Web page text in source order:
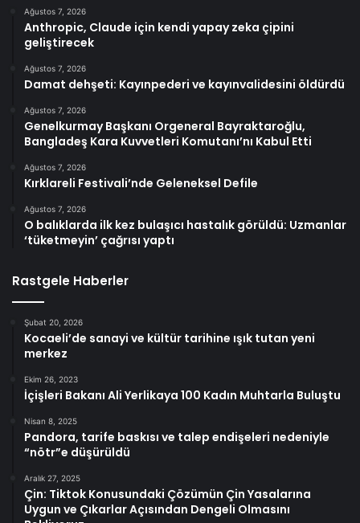
Ağustos 7, 2026
Anthropic, Claude için kendi yapay zeka çipini
geliştirecek
Ağustos 7, 2026
Damat dehşeti: Kayınpederi ve kayınvalidesini öldürdü
Ağustos 7, 2026
Genelkurmay Başkanı Orgeneral Bayraktaroğlu,
Bangladeş Kara Kuvvetleri Komutanı’nı Kabul Etti
Ağustos 7, 2026
Kırklareli Festivali’nde Geleneksel Defile
Ağustos 7, 2026
O balıklarda ilk kez bulaşıcı hastalık görüldü: Uzmanlar
‘tüketmeyin’ çağrısı yaptı
Rastgele Haberler
Şubat 20, 2026
Kocaeli’de sanayi ve kültür tarihine ışık tutan yeni
merkez
Ekim 26, 2023
İçişleri Bakanı Ali Yerlikaya 100 Kadın Muhtarla Buluştu
Nisan 8, 2025
Pandora, tarife baskısı ve talep endişeleri nedeniyle
“nötr”e düşürüldü
Aralık 27, 2025
Çin: Tiktok Konusundaki Çözümün Çin Yasalarına
Uygun ve Çıkarlar Açısından Dengeli Olmasını